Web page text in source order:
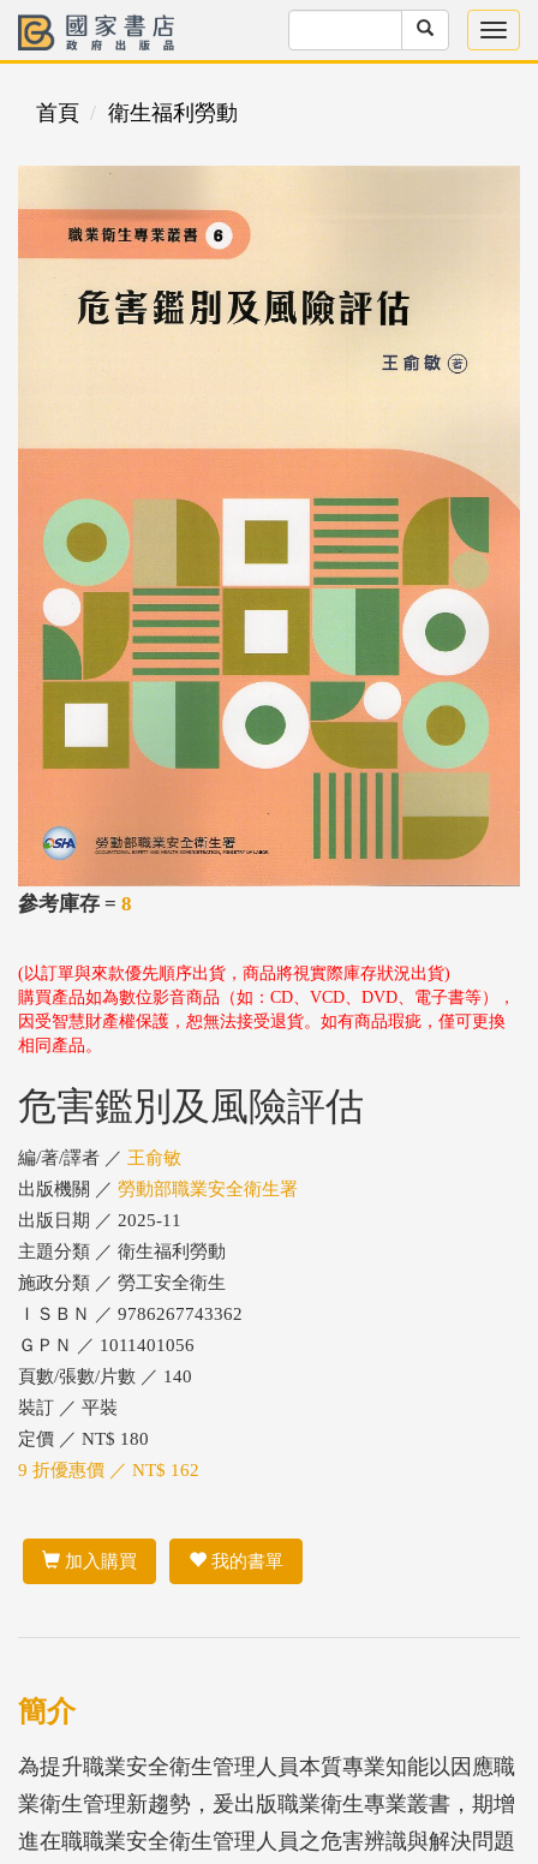
首頁 衛生福利勞動
參考庫存 = 8
(以訂單與來款優先順序出貨，商品將視實際庫存狀況出貨)
購買產品如為數位影音商品（如：CD、VCD、DVD、電子書等），
因受智慧財產權保護，恕無法接受退貨。如有商品瑕疵，僅可更換
相同產品。
危害鑑別及風險評估
編/著/譯者 ／ 王俞敏
出版機關 ／ 勞動部職業安全衛生署
出版日期 ／ 2025-11
主題分類 ／ 衛生福利勞動
施政分類 ／ 勞工安全衛生
ＩＳＢＮ ／ 9786267743362
ＧＰＮ ／ 1011401056
頁數/張數/片數 ／ 140
裝訂 ／ 平裝
定價 ／ NT$ 180
9 折優惠價 ／ NT$ 162
加入購買 我的書單
簡介
為提升職業安全衛生管理人員本質專業知能以因應職
業衛生管理新趨勢，爰出版職業衛生專業叢書，期增
進在職職業安全衛生管理人員之危害辨識與解決問題